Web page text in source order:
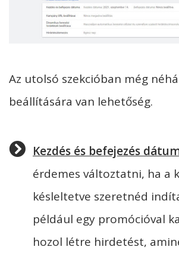
Az utolsó szekcióban még
beállítására van lehetőség.
Kezdés és befejezés
érdemes változtatni, ha a
késleltetve szeretnéd
például egy promócióval
hozol létre hirdetést,